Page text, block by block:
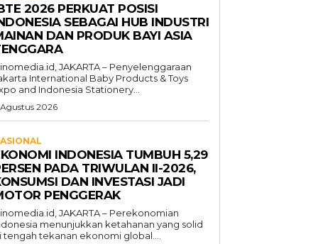
2026 PERKUAT POSISI
SEBAGAI HUB INDUSTRI
DAN PRODUK BAYI ASIA
JAKARTA – Penyelenggaraan
International Baby Products & Toys
and Indonesia Stationery...
2026
INDONESIA TUMBUH 5,29
PADA TRIWULAN II-2026,
DAN INVESTASI JADI
PENGGERAK
JAKARTA – Perekonomian
menunjukkan ketahanan yang solid
tengah tekanan ekonomi global....